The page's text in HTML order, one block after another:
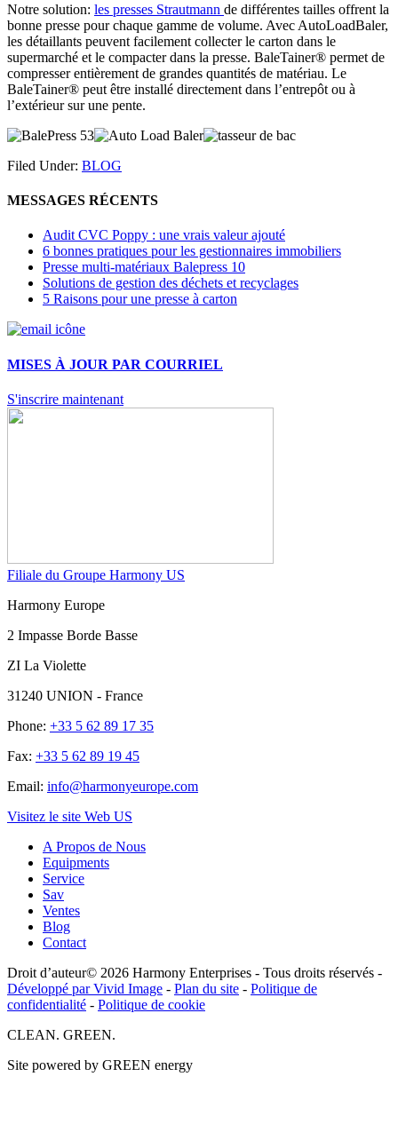
Notre solution: les presses Strautmann de différentes tailles offrent la
bonne presse pour chaque gamme de volume. Avec AutoLoadBaler,
les détaillants peuvent facilement collecter le carton dans le
supermarché et le compacter dans la presse. BaleTainer® permet de
compresser entièrement de grandes quantités de matériau. Le
BaleTainer® peut être installé directement dans l’entrepôt ou à
l’extérieur sur une pente.
Filed Under: BLOG
MESSAGES RÉCENTS
Audit CVC Poppy : une vrais valeur ajouté
6 bonnes pratiques pour les gestionnaires immobiliers
Presse multi-matériaux Balepress 10
Solutions de gestion des déchets et recyclages
5 Raisons pour une presse à carton
MISES À JOUR PAR COURRIEL
S'inscrire maintenant
Filiale du Groupe Harmony US
Harmony Europe
2 Impasse Borde Basse
ZI La Violette
31240 UNION - France
Phone: +33 5 62 89 17 35
Fax: +33 5 62 89 19 45
Email: info@harmonyeurope.com
Visitez le site Web US
A Propos de Nous
Equipments
Service
Sav
Ventes
Blog
Contact
Droit d’auteur© 2026 Harmony Enterprises - Tous droits réservés -
Développé par Vivid Image - Plan du site - Politique de
confidentialité - Politique de cookie
CLEAN. GREEN.
Site powered by GREEN energy